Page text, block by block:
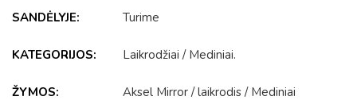
SANDĖLYJE: Turime
KATEGORIJOS: Laikrodžiai / Mediniai.
ŽYMOS: Aksel Mirror /laikrodis / Mediniai